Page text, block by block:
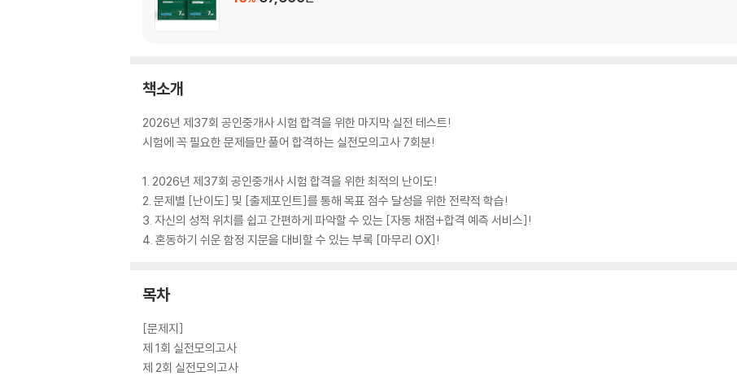
책소개
2026년 제37회 공인중개사 시험 합격을 위한 마지막 실전 테스트!
시험에 꼭 필요한 문제들만 풀어 합격하는 실전모의고사 7회분!
1. 2026년 제37회 공인중개사 시험 합격을 위한 최적의 난이도!
2. 문제별 [난이도] 및 [출제포인트]를 통해 목표 점수 달성을 위한 전략적 학습!
3. 자신의 성적 위치를 쉽고 간편하게 파악할 수 있는 [자동 채점+합격 예측 서비스]!
4. 혼동하기 쉬운 함정 지문을 대비할 수 있는 부록 [마무리 OX]!
목차
[문제지]
제 1회 실전모의고사
제 2회 실전모의고사